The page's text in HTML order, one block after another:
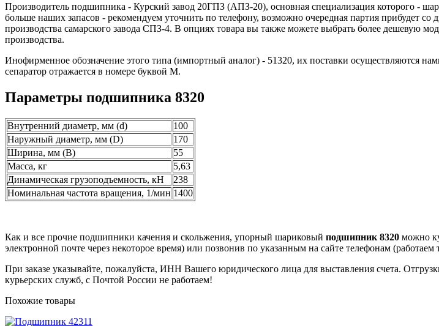
Производитель подшипника - Курский завод 20ГПЗ (АПЗ-20), основная специализация которого -
больше наших запасов - рекомендуем уточнить по телефону, возможно очередная партия прибудет
производства самарского завода СПЗ-4. В опциях товара вы также можете выбрать более дешевую
производства.
Инофирменное обозначение этого типа (импортный аналог) - 51320, их поставки осуществляются
сепаратор отражается в номере буквой М.
Параметры подшипника 8320
Внутренний диаметр, мм (d)
100
Наружный диаметр, мм (D)
170
Ширина, мм (B)
55
Масса, кг
5,63
Динамическая грузоподъемность, кН
238
Номинальная частота вращения, 1/мин 1400
Как и все прочие подшипники качения и скольжения, упорный шариковый подшипник 8320 можно
электронной почте через некоторое время) или позвонив по указанным на сайте телефонам
При заказе указывайте, пожалуйста, ИНН Вашего юридического лица для выставления счета.
курьерских служб, с Почтой России не работаем!
Похожие товары